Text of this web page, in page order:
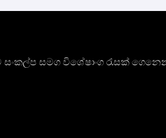
සමග විශේෂාංග රැසක්